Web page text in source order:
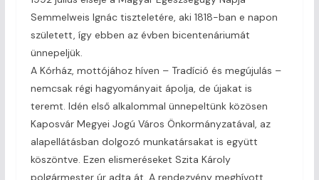
Semmelweis Ignác tiszteletére, aki 1818-ban e napon
született, így ebben az évben bicentenáriumát
ünnepeljük.
A Kórház, mottójához híven – Tradíció és megújulás –
nemcsak régi hagyományait ápolja, de újakat is
teremt. Idén első alkalommal ünnepeltünk közösen
Kaposvár Megyei Jogú Város Önkormányzatával, az
alapellátásban dolgozó munkatársakat is együtt
köszöntve. Ezen elismeréseket Szita Károly
polgármester úr adta át. A rendezvény meghívott